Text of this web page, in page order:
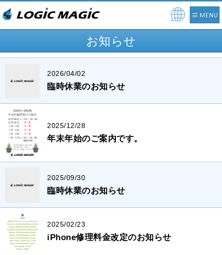
お知らせ
2026/04/02
臨時休業のお知らせ
2025/12/28
年末年始のご案内です。
2025/09/30
臨時休業のお知らせ
2025/02/23
iPhone修理料金改定のお知らせ